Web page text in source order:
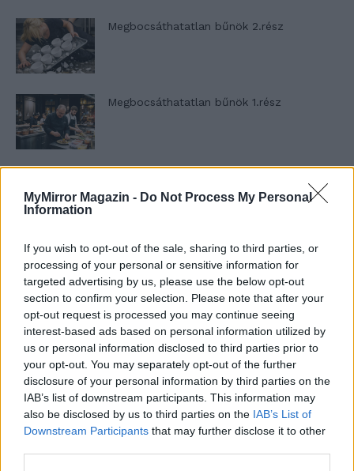
MyMirror Magazin - Do Not Process My Personal
Information
If you wish to opt-out of the sale, sharing to third parties, or
processing of your personal or sensitive information for
targeted advertising by us, please use the below opt-out
section to confirm your selection. Please note that after your
opt-out request is processed you may continue seeing
interest-based ads based on personal information utilized by
us or personal information disclosed to third parties prior to
your opt-out. You may separately opt-out of the further
disclosure of your personal information by third parties on the
IAB’s list of downstream participants. This information may
also be disclosed by us to third parties on the IAB’s List of
Downstream Participants that may further disclose it to other
Megbocsáthatatlan bűnök 2.rész
Megbocsáthatatlan bűnök 1.rész
jelképe
Minka 12. rész
Minka 11. rész
T. szereti a fiatal lányokat 14. rész